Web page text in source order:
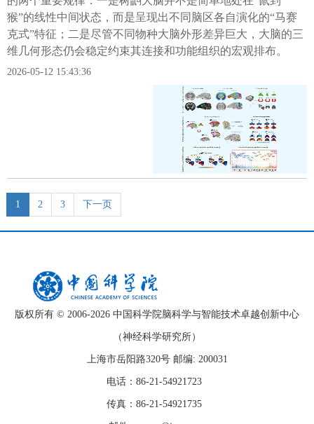
猴”的线性中间状态，而是呈现出不同脑区各自演化的“马赛
克式”特征；二是尽管不同物种大脑外形差异巨大，大脑的三
维几何形态仍会稳定约束其连接和功能组织的宏观排布。
2026-05-12 15:43:36
1 2 3 下一页
版权所有 © 2006-2026 中国科学院脑科学与智能技术卓越创新中心
（神经科学研究所）
上海市岳阳路320号 邮编: 200031
电话：86-21-54921723
传真：86-21-54921735